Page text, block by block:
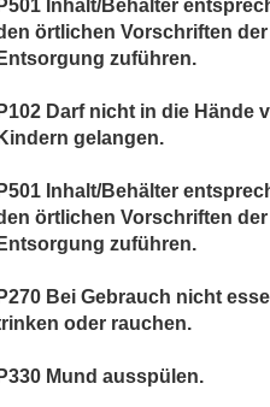
P501 Inhalt/Behälter
örtlichen Vorschriften der
Entsorgung zuführen.
P102 Darf nicht in die Hände
Kindern gelangen.
P501 Inhalt/Behälter
örtlichen Vorschriften der
Entsorgung zuführen.
P270 Bei Gebrauch nicht
oder rauchen.
P330 Mund ausspülen.